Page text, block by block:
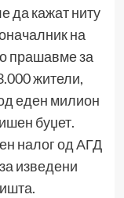
да кажат ниту
на
прашавме за
жители,
еден милион
буџет.
налог од АГД
изведени